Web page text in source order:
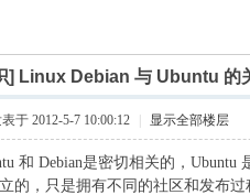
] Linux Debian 与 Ubuntu 的
于 2012-5-7 10:00:12 显示全部楼层
和 Debian是密切相关的，Ubuntu
的，只是拥有不同的社区和发布过